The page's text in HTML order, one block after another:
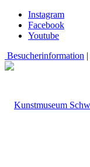
Instagram
Facebook
Youtube
Besucherinformation |